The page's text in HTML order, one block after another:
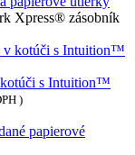
Xpress® zásobník
kotúči s Intuition™
)